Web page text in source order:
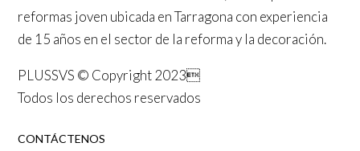
reformas joven ubicada enTarragona con experiencia
de 15 años en el sector de la reforma y la decoración.
PLUSSVS © Copyright 2023
Todos los derechos reservados
CONTÁCTENOS